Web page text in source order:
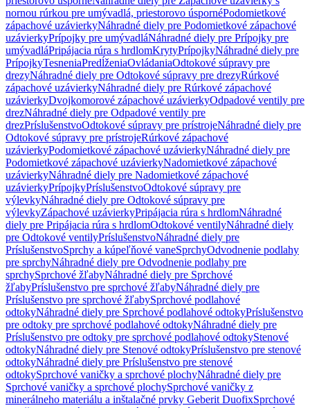
nornou rúrkou pre umývadlá, priestorovo úspornéPodomietkové
zápachové uzávierkyNáhradné diely pre Podomietkové zápachové
uzávierkyPrípojky pre umývadláNáhradné diely pre Prípojky pre
umývadláPripájacia rúra s hrdlomKrytyPrípojkyNáhradné diely pre
PrípojkyTesneniaPredĺženiaOvládaniaOdtokové súpravy pre
drezyNáhradné diely pre Odtokové súpravy pre drezyRúrkové
zápachové uzávierkyNáhradné diely pre Rúrkové zápachové
uzávierkyDvojkomorové zápachové uzávierkyOdpadové ventily pre
drezNáhradné diely pre Odpadové ventily pre
drezPríslušenstvoOdtokové súpravy pre prístrojeNáhradné diely pre
Odtokové súpravy pre prístrojeRúrkové zápachové
uzávierkyPodomietkové zápachové uzávierkyNáhradné diely pre
Podomietkové zápachové uzávierkyNadomietkové zápachové
uzávierkyNáhradné diely pre Nadomietkové zápachové
uzávierkyPrípojkyPríslušenstvoOdtokové súpravy pre
výlevkyNáhradné diely pre Odtokové súpravy pre
výlevkyZápachové uzávierkyPripájacia rúra s hrdlomNáhradné
diely pre Pripájacia rúra s hrdlomOdtokové ventilyNáhradné diely
pre Odtokové ventilyPríslušenstvoNáhradné diely pre
PríslušenstvoSprchy a kúpeľňové vaneSprchyOdvodnenie podlahy
pre sprchyNáhradné diely pre Odvodnenie podlahy pre
sprchySprchové žľabyNáhradné diely pre Sprchové
žľabyPríslušenstvo pre sprchové žľabyNáhradné diely pre
Príslušenstvo pre sprchové žľabySprchové podlahové
odtokyNáhradné diely pre Sprchové podlahové odtokyPríslušenstvo
pre odtoky pre sprchové podlahové odtokyNáhradné diely pre
Príslušenstvo pre odtoky pre sprchové podlahové odtokyStenové
odtokyNáhradné diely pre Stenové odtokyPríslušenstvo pre stenové
odtokyNáhradné diely pre Príslušenstvo pre stenové
odtokySprchové vaničky a sprchové plochyNáhradné diely pre
Sprchové vaničky a sprchové plochySprchové vaničky z
minerálneho materiálu a inštalačné prvky Geberit DuofixSprchové